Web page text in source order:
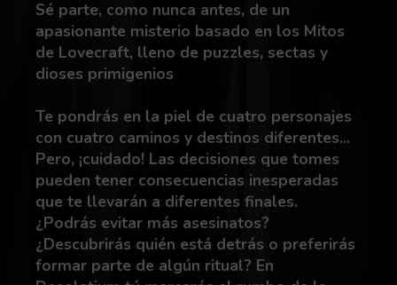
Sé parte, como nunca antes, de un
apasionante misterio basado en los Mitos
de Lovecraft, lleno de puzzles, sectas y
dioses primigenios
Te pondrás en la piel de cuatro personajes
con cuatro caminos y destinos diferentes...
Pero, ¡cuidado! Las decisiones que tomes
pueden tener consecuencias inesperadas
que te llevarán a diferentes finales.
¿Podrás evitar más asesinatos?
¿Descubrirás quién está detrás o preferirás
formar parte de algún ritual? En